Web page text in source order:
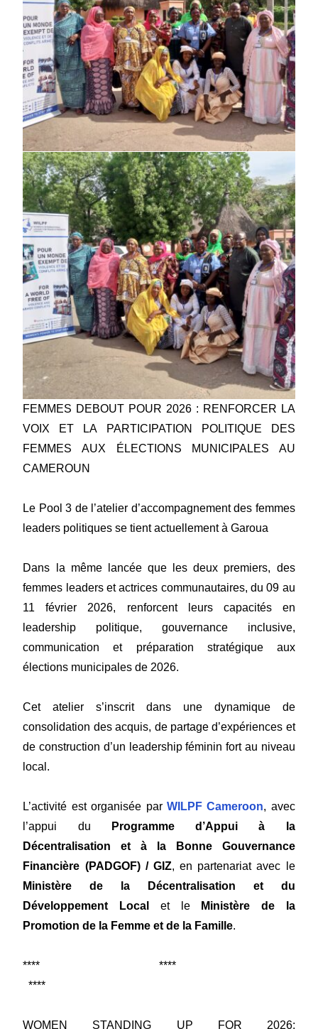
FEMMES DEBOUT POUR 2026 : RENFORCER LA
VOIX ET LA PARTICIPATION POLITIQUE DES
FEMMES AUX ÉLECTIONS MUNICIPALES AU
CAMEROUN
Le Pool 3 de l’atelier d’accompagnement des femmes
leaders politiques se tient actuellement à Garoua
Dans la même lancée que les deux premiers, des
femmes leaders et actrices communautaires, du 09 au
11 février 2026, renforcent leurs capacités en
leadership politique, gouvernance inclusive,
communication et préparation stratégique aux
élections municipales de 2026.
Cet atelier s’inscrit dans une dynamique de
consolidation des acquis, de partage d’expériences et
de construction d’un leadership féminin fort au niveau
local.
L’activité est organisée par WILPF Cameroon, avec
l’appui du
Programme d’Appui à la
Décentralisation et à la Bonne Gouvernance
Financière (PADGOF) / GIZ, en partenariat avec le
Ministère de la Décentralisation et du
Développement Local et leMinistère de la
Promotion de la Femme et de la Famille.
**** ****
****
WOMEN STANDING UP FOR 2026: